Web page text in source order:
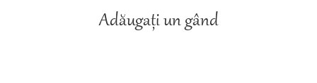
Adăugați un gând